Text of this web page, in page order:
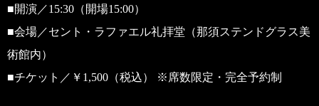
■開演／15:30（開場15:00）
■会場／セント・ラファエル礼拝堂（那須ステンドグラス美
術館内）
■チケット／￥1,500（税込） ※席数限定・完全予約制